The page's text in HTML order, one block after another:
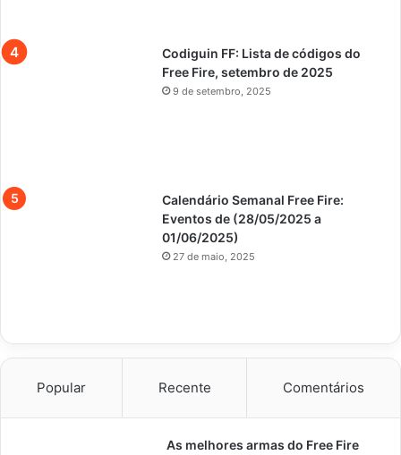
Codiguin FF: Lista de códigos do
Free Fire, setembro de 2025
9 de setembro, 2025
Calendário Semanal Free Fire:
Eventos de (28/05/2025 a
01/06/2025)
27 de maio, 2025
Popular Recente Comentários
As melhores armas do Free Fire